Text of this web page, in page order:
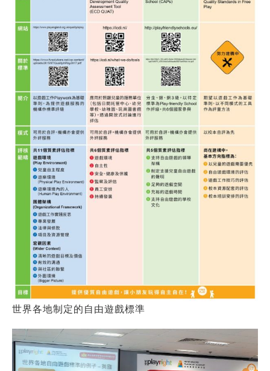
世界各地制定的自由遊戲標準